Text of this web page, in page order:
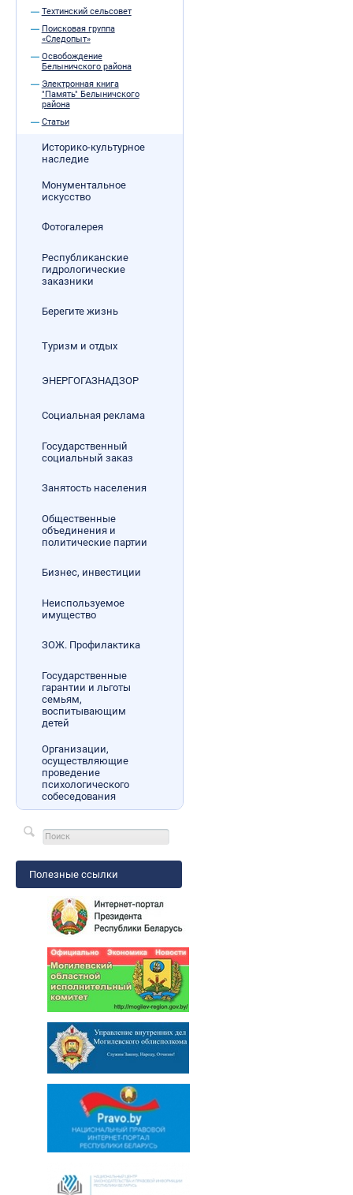
Техтинский сельсовет
Поисковая группа
«Следопыт»
Освобождение
Белыничского района
Электронная книга
"Память" Белыничского
района
Статьи
Историко-культурное
наследие
Монументальное
искусство
Фотогалерея
Республиканские
гидрологические
заказники
Берегите жизнь
Туризм и отдых
ЭНЕРГОГАЗНАДЗОР
Социальная реклама
Государственный
социальный заказ
Занятость населения
Общественные
объединения и
политические партии
Бизнес, инвестиции
Неиспользуемое
имущество
ЗОЖ. Профилактика
Государственные
гарантии и льготы
семьям,
воспитывающим
детей
Организации,
осуществляющие
проведение
психологического
собеседования
Полезные ссылки